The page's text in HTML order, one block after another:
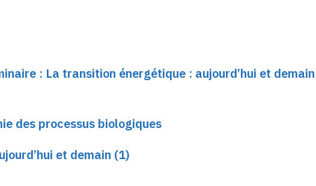
: La transition énergétique : aujourd’hui et demain
des processus biologiques
et demain (1)